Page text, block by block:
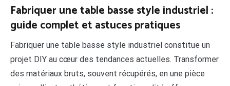
Fabriquer une table basse style industriel :
guide complet et astuces pratiques
Fabriquer une table basse style industriel constitue un
projet DIY au cœur des tendances actuelles. Transformer
des matériaux bruts, souvent récupérés, en une pièce